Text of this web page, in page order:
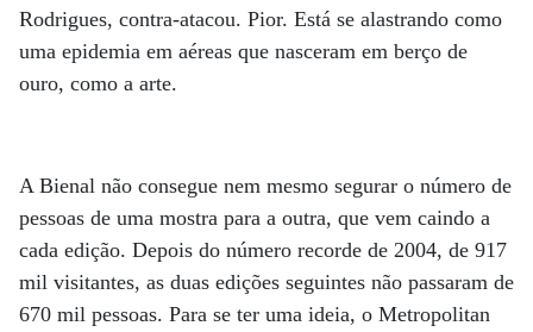
Rodrigues, contra-atacou. Pior. Está se alastrando como
uma epidemia em aéreas que nasceram em berço de
ouro, como a arte.
A Bienal não consegue nem mesmo segurar o número de
pessoas de uma mostra para a outra, que vem caindo a
cada edição. Depois do número recorde de 2004, de 917
mil visitantes, as duas edições seguintes não passaram de
670 mil pessoas. Para se ter uma ideia, o Metropolitan